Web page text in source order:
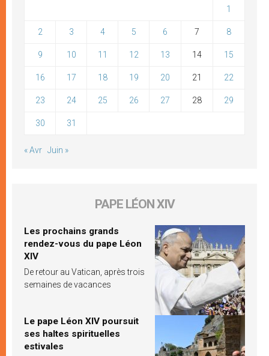
1
2 3 4 5 6 7 8
9 10 11 12 13 14 15
16 17 18 19 20 21 22
23 24 25 26 27 28 29
30 31
« Avr Juin »
PAPE LÉON XIV
Les prochains grands
rendez-vous du pape Léon
XIV
De retour au Vatican, après trois
semaines de vacances
Le pape Léon XIV poursuit
ses haltes spirituelles
estivales